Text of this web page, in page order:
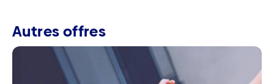
Autres offres